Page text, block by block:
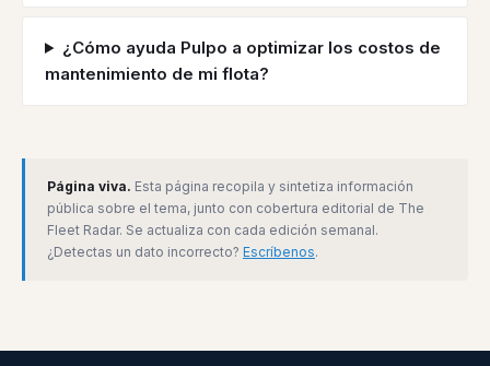
¿Cómo ayuda Pulpo a optimizar los costos de
mantenimiento de mi flota?
Página viva. Esta página recopila y sintetiza información
pública sobre el tema, junto con cobertura editorial de The
Fleet Radar. Se actualiza con cada edición semanal.
¿Detectas un dato incorrecto? Escríbenos.